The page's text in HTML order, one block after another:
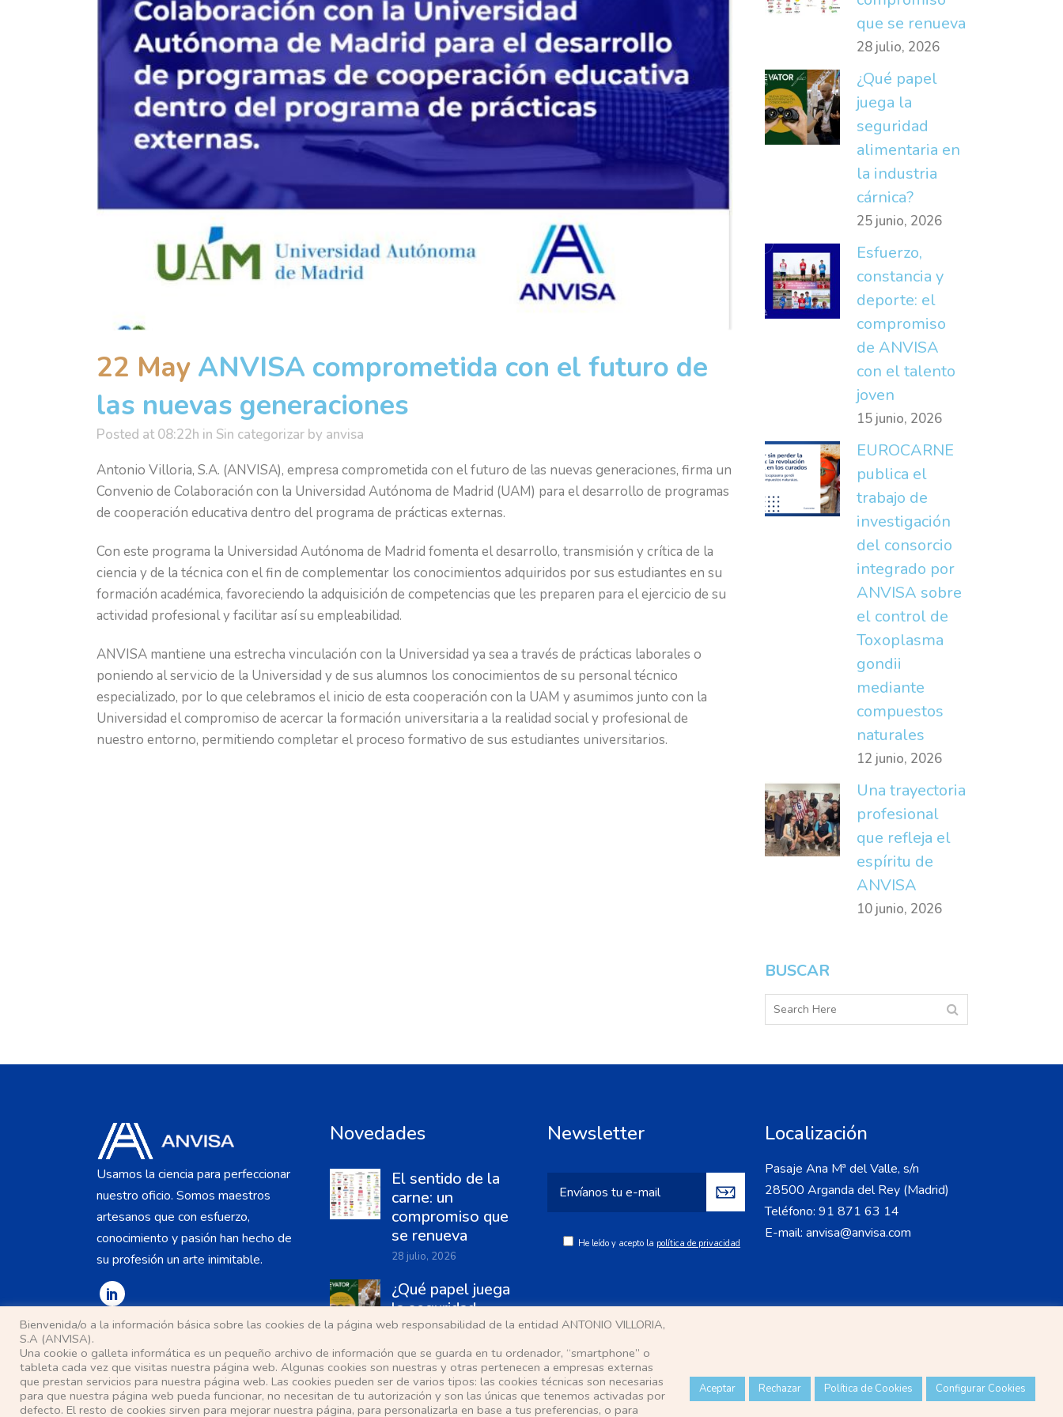
22 May ANVISA comprometida con el futuro de
las nuevas generaciones
Posted at 08:22h in Sin categorizar by anvisa
Antonio Villoria, S.A. (ANVISA), empresa comprometida con el futuro de las nuevas generaciones, firma un
Convenio de Colaboración con la Universidad Autónoma de Madrid (UAM) para el desarrollo de programas
de cooperación educativa dentro del programa de prácticas externas.
Con este programa la Universidad Autónoma de Madrid fomenta el desarrollo, transmisión y crítica de la
ciencia y de la técnica con el fin de complementar los conocimientos adquiridos por sus estudiantes en su
formación académica, favoreciendo la adquisición de competencias que les preparen para el ejercicio de su
actividad profesional y facilitar así su empleabilidad.
ANVISA mantiene una estrecha vinculación con la Universidad ya sea a través de prácticas laborales o
poniendo al servicio de la Universidad y de sus alumnos los conocimientos de su personal técnico
especializado, por lo que celebramos el inicio de esta cooperación con la UAM y asumimos junto con la
Universidad el compromiso de acercar la formación universitaria a la realidad social y profesional de
nuestro entorno, permitiendo completar el proceso formativo de sus estudiantes universitarios.
que se renueva
28 julio, 2026
¿Qué papel
juega la
seguridad
alimentaria en
la industria
cárnica?
25 junio, 2026
Esfuerzo,
constancia y
deporte: el
compromiso
de ANVISA
con el talento
joven
15 junio, 2026
EUROCARNE
publica el
trabajo de
investigación
del consorcio
integrado por
ANVISA sobre
el control de
Toxoplasma
gondii
mediante
compuestos
naturales
12 junio, 2026
Una trayectoria
profesional
que refleja el
espíritu de
ANVISA
10 junio, 2026
BUSCAR
Usamos la ciencia para perfeccionar
nuestro oficio. Somos maestros
artesanos que con esfuerzo,
conocimiento y pasión han hecho de
su profesión un arte inimitable.
Novedades
El sentido de la
carne: un
compromiso que
se renueva
28 julio, 2026
¿Qué papel juega
la seguridad
alimentaria en la
industria cárnica?
25 junio, 2026
Newsletter
He leído y acepto la política de privacidad
Localización
Pasaje Ana Mª del Valle, s/n
28500 Arganda del Rey (Madrid)
Teléfono: 91 871 63 14
E-mail: anvisa@anvisa.com
Bienvenida/o a la información básica sobre las cookies de la página web responsabilidad de la entidad ANTONIO VILLORIA,
S.A (ANVISA).
Una cookie o galleta informática es un pequeño archivo de información que se guarda en tu ordenador, “smartphone” o
tableta cada vez que visitas nuestra página web. Algunas cookies son nuestras y otras pertenecen a empresas externas
que prestan servicios para nuestra página web. Las cookies pueden ser de varios tipos: las cookies técnicas son necesarias
para que nuestra página web pueda funcionar, no necesitan de tu autorización y son las únicas que tenemos activadas por
defecto. El resto de cookies sirven para mejorar nuestra página, para personalizarla en base a tus preferencias, o para
Aceptar Rechazar Política de Cookies Configurar Cookies